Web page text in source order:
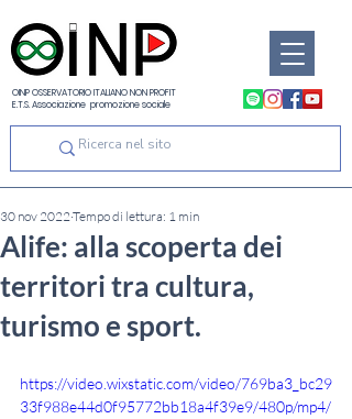
OINP OSSERVATORIO ITALIANO NON PROFIT
E.T.S. Associazione promozione sociale
Alife: alla scoperta dei
territori tra cultura,
turismo e sport.
30 nov 2022Tempo di lettura: 1 min
https://video.wixstatic.com/video/769ba3_bc29
33f988e44d0f95772bb18a4f39e9/480p/mp4/